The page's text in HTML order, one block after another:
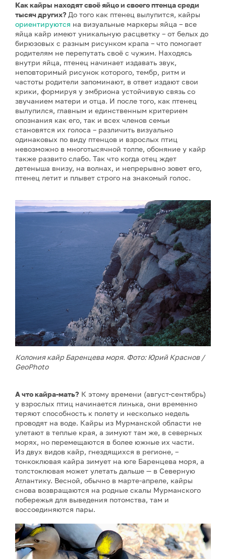
Как кайры находят своё яйцо и своего птенца среди
тысяч других? До того как птенец вылупится, кайры
ориентируются на визуальные маркеры яйца – все
яйца кайр имеют уникальную расцветку – от белых до
бирюзовых с разным рисунком крапа – что помогает
родителям не перепутать своё с чужим. Находясь
внутри яйца, птенец начинает издавать звук,
неповторимый рисунок которого, тембр, ритм и
частоты родители запоминают, в ответ издают свои
крики, формируя у эмбриона устойчивую связь со
звучанием матери и отца. И после того, как птенец
вылупился, главным и единственным критерием
опознания как его, так и всех членов семьи
становятся их голоса – различить визуально
одинаковых по виду птенцов и взрослых птиц
невозможно в многотысячной толпе, обоняние у кайр
также развито слабо. Так что когда отец ждет
детеныша внизу, на волнах, и непрерывно зовет его,
птенец летит и плывет строго на знакомый голос.
Колония кайр Баренцева моря. Фото: Юрий Краснов /
GeoPhoto
А что кайра-мать? К этому времени (август-сентябрь)
у взрослых птиц начинается линька, они временно
теряют способность к полету и несколько недель
проводят на воде. Кайры из Мурманской области не
улетают в теплые края, а зимуют там же, в северных
морях, но перемещаются в более южные их части.
Из двух видов кайр, гнездящихся в регионе, –
тонкоклювая кайра зимует на юге Баренцева моря, а
толстоклювая может улетать дальше — в Северную
Атлантику. Весной, обычно в марте-апреле, кайры
снова возвращаются на родные скалы Мурманского
побережья для выведения потомства, там и
воссоединяются пары.